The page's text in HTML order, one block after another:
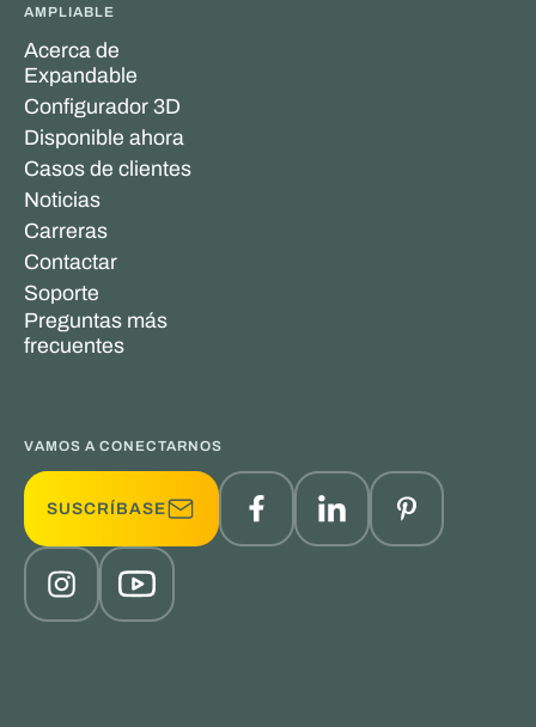
AMPLIABLE
Acerca de
Expandable
Configurador 3D
Disponible ahora
Casos de clientes
Noticias
Carreras
Contactar
Soporte
Preguntas más
frecuentes
VAMOS A CONECTARNOS
SUSCRÍBASE